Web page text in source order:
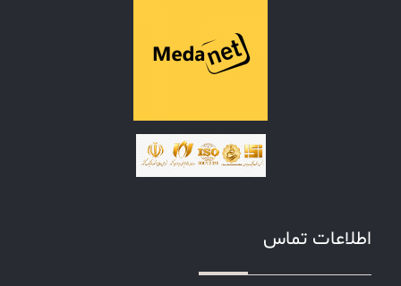
اطلاعات تماس